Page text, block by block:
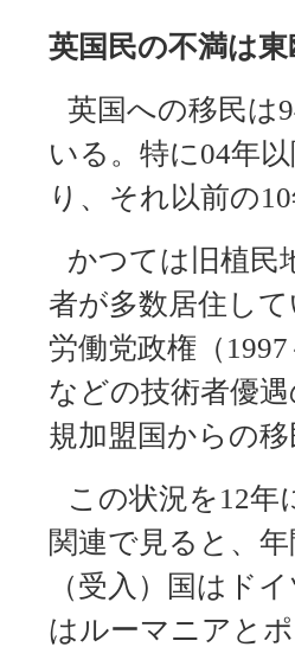
英国民の不満は
英国への移民は
いる。特に04年
り、それ以前の10
かつては旧植民
者が多数居住し
労働党政権（ 1997
などの技術者優
規加盟国からの
この状況を12年
関連で見ると、年
（受入）国はド
はルーマニアと